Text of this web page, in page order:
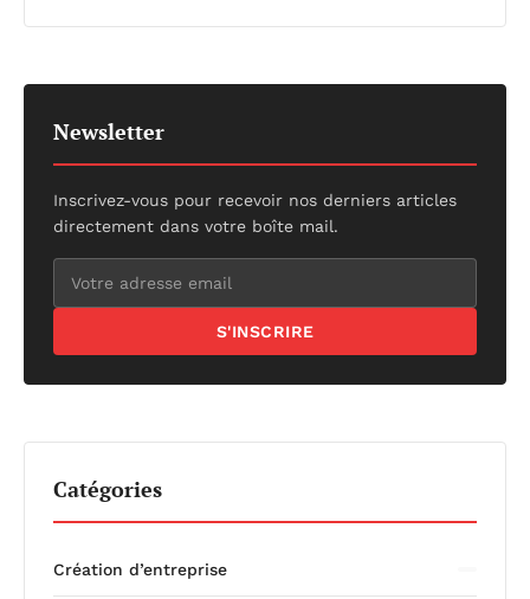
Newsletter
Inscrivez-vous pour recevoir nos derniers articles
directement dans votre boîte mail.
S'INSCRIRE
Catégories
Création d’entreprise